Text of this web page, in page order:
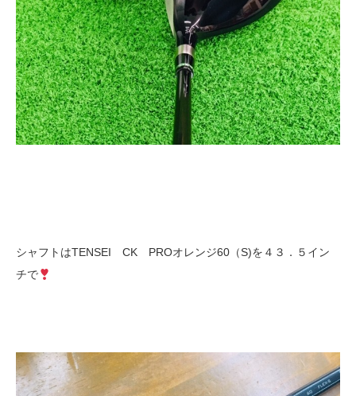
シャフトはTENSEI CK PROオレンジ60（S)を４３．５イン
チで